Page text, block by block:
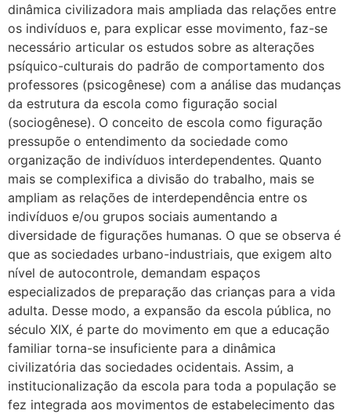
dinâmica civilizadora mais ampliada das relações entre
os indivíduos e, para explicar esse movimento, faz-se
necessário articular os estudos sobre as alterações
psíquico-culturais do padrão de comportamento dos
professores (psicogênese) com a análise das mudanças
da estrutura da escola como figuração social
(sociogênese). O conceito de escola como figuração
pressupõe o entendimento da sociedade como
organização de indivíduos interdependentes. Quanto
mais se complexifica a divisão do trabalho, mais se
ampliam as relações de interdependência entre os
indivíduos e/ou grupos sociais aumentando a
diversidade de figurações humanas. O que se observa é
que as sociedades urbano-industriais, que exigem alto
nível de autocontrole, demandam espaços
especializados de preparação das crianças para a vida
adulta. Desse modo, a expansão da escola pública, no
século XIX, é parte do movimento em que a educação
familiar torna-se insuficiente para a dinâmica
civilizatória das sociedades ocidentais. Assim, a
institucionalização da escola para toda a população se
fez integrada aos movimentos de estabelecimento das